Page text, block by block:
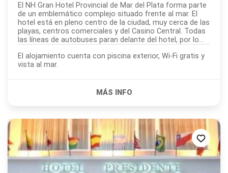
El NH Gran Hotel Provincial de Mar del Plata forma parte
de un emblemático complejo situado frente al mar. El
hotel está en pleno centro de la ciudad, muy cerca de las
playas, centros comerciales y del Casino Central. Todas
las líneas de autobuses paran delante del hotel, por lo...
El alojamiento cuenta con piscina exterior, Wi-Fi gratis y
vista al mar.